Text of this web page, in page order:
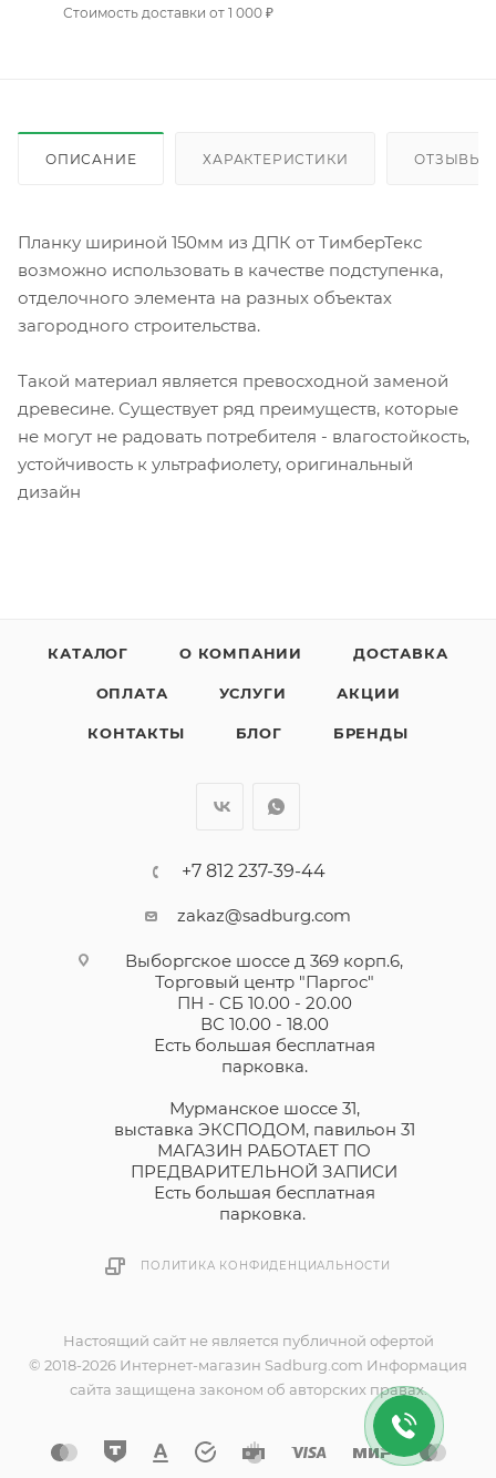
Стоимость доставки от 1 000 ₽
ОПИСАНИЕ ХАРАКТЕРИСТИКИ ОТЗЫВЫ
Планку шириной 150мм из ДПК от ТимберТекс
возможно использовать в качестве подступенка,
отделочного элемента на разных объектах
загородного строительства.
Такой материал является превосходной заменой
древесине. Существует ряд преимуществ, которые
не могут не радовать потребителя - влагостойкость,
устойчивость к ультрафиолету, оригинальный
дизайн
КАТАЛОГ О КОМПАНИИ ДОСТАВКА
ОПЛАТА УСЛУГИ АКЦИИ
КОНТАКТЫ БЛОГ БРЕНДЫ
+7 812 237-39-44
zakaz@sadburg.com
Выборгское шоссе д 369 корп.6,
Торговый центр "Паргос"
ПН - СБ 10.00 - 20.00
ВС 10.00 - 18.00
Есть большая бесплатная
парковка.
Мурманское шоссе 31,
выставка ЭКСПОДОМ, павильон 31
МАГАЗИН РАБОТАЕТ ПО
ПРЕДВАРИТЕЛЬНОЙ ЗАПИСИ
Есть большая бесплатная
парковка.
ПОЛИТИКА КОНФИДЕНЦИАЛЬНОСТИ
Настоящий сайт не является публичной офертой
© 2018-2026 Интернет-магазин Sadburg.com Информация
сайта защищена законом об авторских правах.